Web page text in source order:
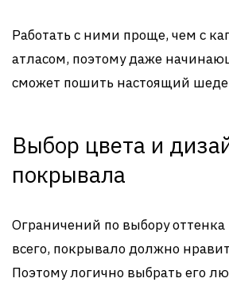
Работать с ними проще, чем с
атласом, поэтому даже
сможет пошить настоящий
Выбор цвета и
покрывала
Ограничений по выбору
всего, покрывало должно
Поэтому логично выбрать его